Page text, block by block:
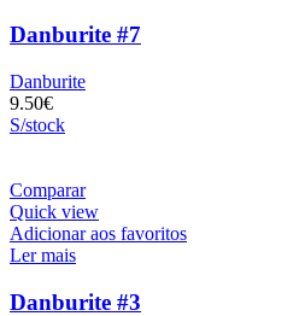
Danburite #7
Danburite
9.50€
S/stock
Comparar
Quick view
Adicionar aos favoritos
Ler mais
Danburite #3